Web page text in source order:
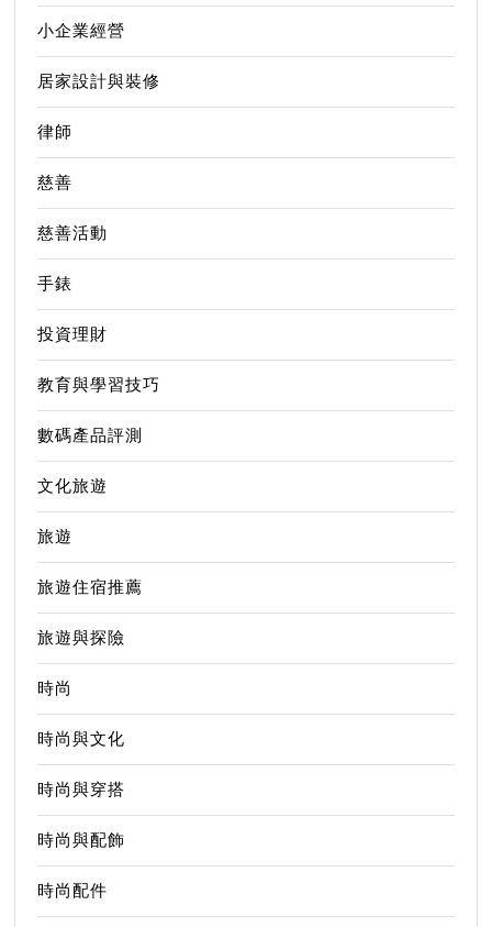
小企業經營
居家設計與裝修
律師
慈善
慈善活動
手錶
投資理財
教育與學習技巧
數碼產品評測
文化旅遊
旅遊
旅遊住宿推薦
旅遊與探險
時尚
時尚與文化
時尚與穿搭
時尚與配飾
時尚配件